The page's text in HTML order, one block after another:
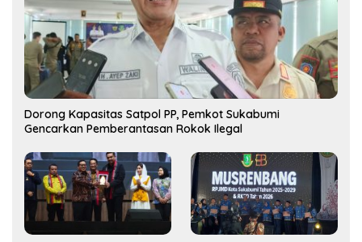
Dorong Kapasitas Satpol PP, Pemkot Sukabumi
Gencarkan Pemberantasan Rokok Ilegal